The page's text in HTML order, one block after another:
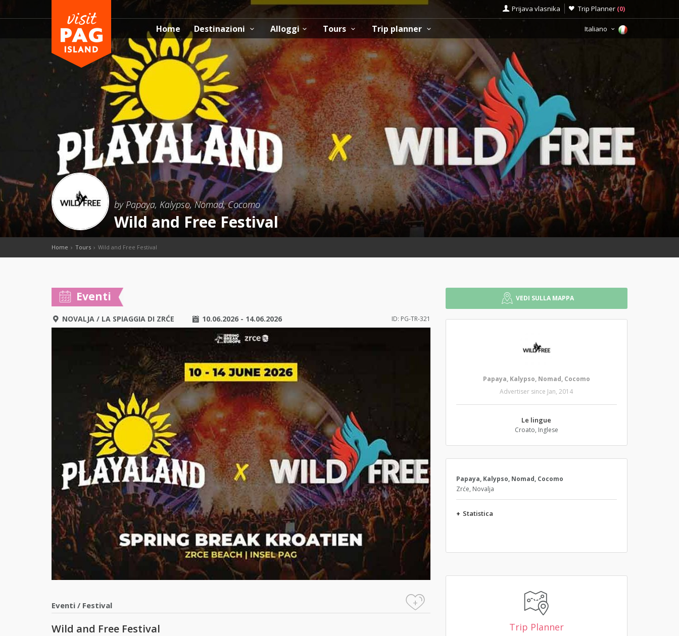
Prijava vlasnika Trip Planner (0)
Home Destinazioni Alloggi Tours Trip planner Italiano
by Papaya, Kalypso, Nomad, Cocomo
Wild and Free Festival
Home Tours Wild and Free Festival
Eventi
NOVALJA/ LA SPIAGGIA DI ZRĆE 10.06.2026 - 14.06.2026 ID: PG-TR-321
Eventi / Festival +
Wild and Free Festival
VEDI SULLA MAPPA
Papaya, Kalypso, Nomad, Cocomo
Advertiser since Jan, 2014
Le lingue
Croato, Inglese
Papaya, Kalypso, Nomad, Cocomo
Zrće, Novalja
+ Statistica
Trip Planner